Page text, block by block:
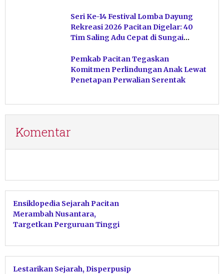
Seri Ke-14 Festival Lomba Dayung
Rekreasi 2026 Pacitan Digelar: 40
Tim Saling Adu Cepat di Sungai
Pemkab Pacitan Tegaskan
Komitmen Perlindungan Anak Lewat
Penetapan Perwalian Serentak
Komentar
Ensiklopedia Sejarah Pacitan
Merambah Nusantara,
Targetkan Perguruan Tinggi
Lestarikan Sejarah, Disperpusip